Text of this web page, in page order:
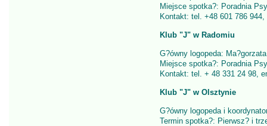
Miejsce spotka?: Poradnia
Kontakt: tel. +48 601 786
Klub "J" w Radomiu
G?ówny logopeda:
Miejsce spotka?: Poradnia
Kontakt: tel. + 48 331 24 98,
Klub "J" w Olsztynie
G?ówny logopeda i
Termin spotka?: Pierwsz? i